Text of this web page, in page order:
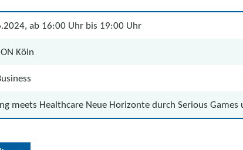
ab 16:00 Uhr bis 19:00 Uhr
Köln
meets Healthcare Neue Horizonte durch Serious Games